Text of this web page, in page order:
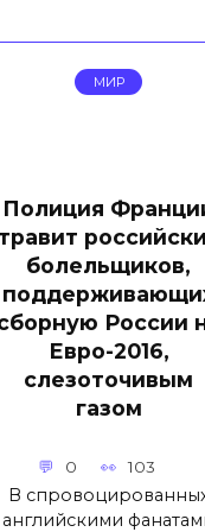
МИР
Полиция
травит
болельщиков,
России
Евро-2016,
слезоточивым
газом
0 103
В
английскими